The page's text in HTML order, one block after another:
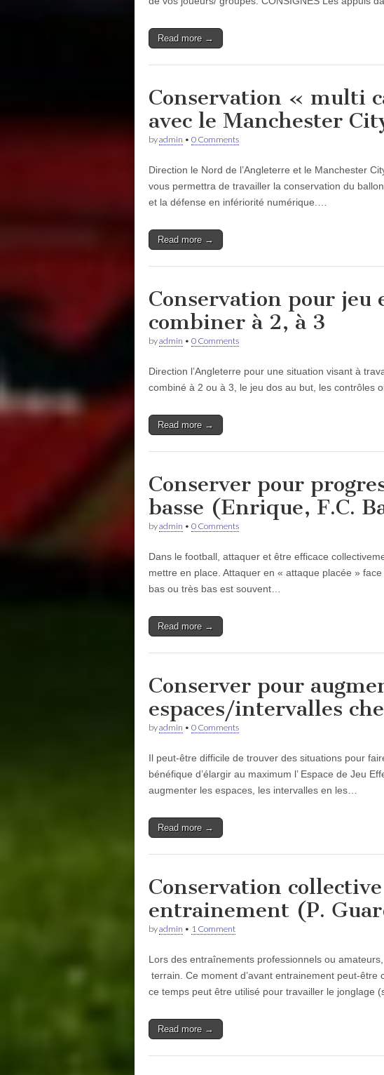
Read more →
Conservation « multi
avec le Manchester
byadmin • 0 Comments
Direction le Nord de l’Angleterre et le Manchester
vous permettra de travailler la conservation du
et la défense en infériorité numérique.…
Read more →
Conservation pour
combiner à 2, à 3
byadmin • 0 Comments
Direction l’Angleterre pour une situation visant à
combiné à 2 ou à 3, le jeu dos au but, les contrôles
Read more →
Conserver pour
basse (Enrique, F.C.
byadmin • 0 Comments
Dans le football, attaquer et être efficace
mettre en place. Attaquer en « attaque placée »
bas ou très bas est souvent…
Read more →
Conserver pour
espaces/intervalles
byadmin • 0 Comments
Il peut-être difficile de trouver des situations pour
bénéfique d’élargir au maximum l’ Espace de Jeu
augmenter les espaces, les intervalles en les…
Read more →
Conservation
entrainement (P.
byadmin • 1 Comment
Lors des entraînements professionnels ou
terrain. Ce moment d’avant entrainement peut-
ce temps peut être utilisé pour travailler le jonglage
Read more →